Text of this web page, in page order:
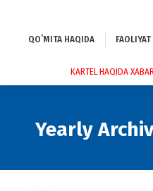
QOʻMITA HAQIDA FAOLIYAT
KARTEL HAQIDA
Yearly